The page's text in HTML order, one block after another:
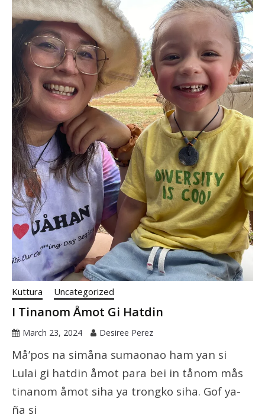
Kuttura Uncategorized
I Tinanom Åmot Gi Hatdin
March 23, 2024 Desiree Perez
Må’pos na simåna sumaonao ham yan si
Lulai gi hatdin åmot para bei in tånom mås
tinanom åmot siha ya trongko siha. Gof ya-
ña si